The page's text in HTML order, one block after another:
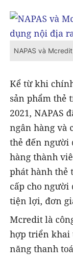
NAPAS và
Kể từ khi
sản phẩm thẻ
2021, NAPAS
ngân hàng và
thẻ đến người
hàng thành
phát hành thẻ
cấp cho
tiện lợi, đơn
Mcredit là
hợp triển khai
năng thanh